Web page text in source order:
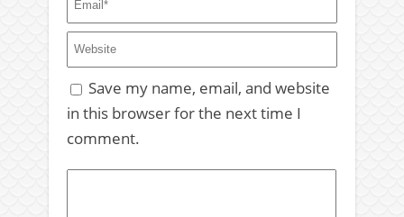
Save my name, email, and website
in this browser for the next time I
comment.